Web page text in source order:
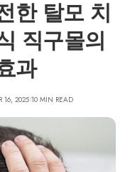
한 탈모 치
직구몰의
과
16, 2025 10 MIN READ